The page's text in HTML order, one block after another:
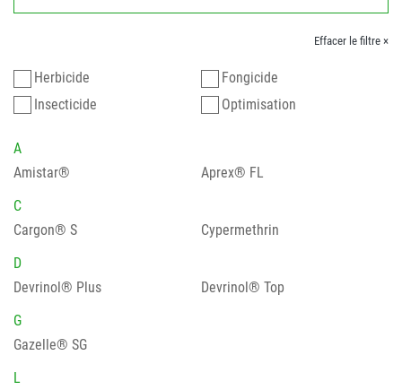
Effacer le filtre ×
Herbicide
Fongicide
Insecticide
Optimisation
A
Amistar®
Aprex® FL
C
Cargon® S
Cypermethrin
D
Devrinol® Plus
Devrinol® Top
G
Gazelle® SG
L